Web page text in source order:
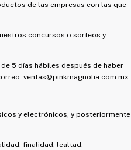
de las empresas con las que
concursos o sorteos y
5 días hábiles después de haber
ventas@pinkmagnolia.com.mx
y electrónicos, y posteriormente
finalidad, lealtad,